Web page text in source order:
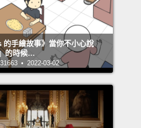
奮的事情。一座新的機場航
機能抵達這座城市。
Christmas-market
Europe's best Christmas
商圈。它其實前兩年就連續
的手繪故事》當你不小心說
的時候…
• 2022-03-02